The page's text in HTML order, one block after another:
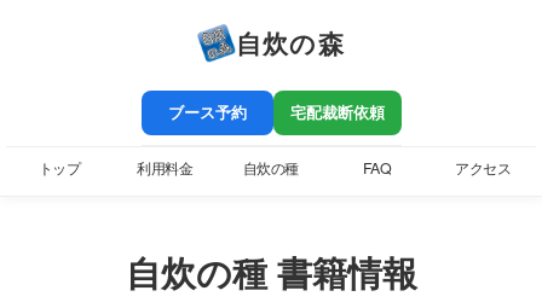
自炊の森
ブース予約 宅配裁断依頼
トップ 利用料金 自炊の種 FAQ アクセス
自炊の種 書籍情報